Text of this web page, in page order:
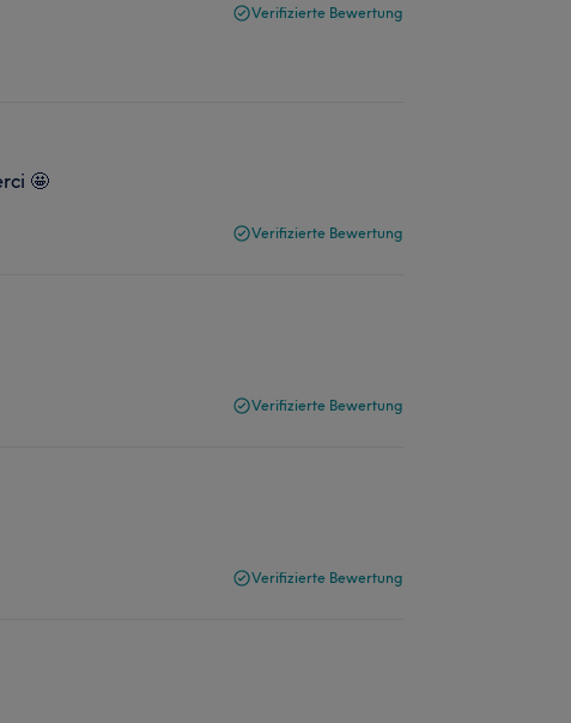
Verifizierte Bewertung
🤩
Verifizierte Bewertung
Verifizierte Bewertung
Verifizierte Bewertung